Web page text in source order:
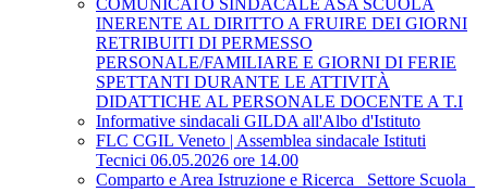
COMUNICATO SINDACALE ASA SCUOLA
INERENTE AL DIRITTO A FRUIRE DEI GIORNI
RETRIBUITI DI PERMESSO
PERSONALE/FAMILIARE E GIORNI DI FERIE
SPETTANTI DURANTE LE ATTIVITÀ
DIDATTICHE AL PERSONALE DOCENTE A T.I
Informative sindacali GILDA all'Albo d'Istituto
FLC CGIL Veneto | Assemblea sindacale Istituti
Tecnici 06.05.2026 ore 14.00
Comparto e Area Istruzione e Ricerca_ Settore Scuola_